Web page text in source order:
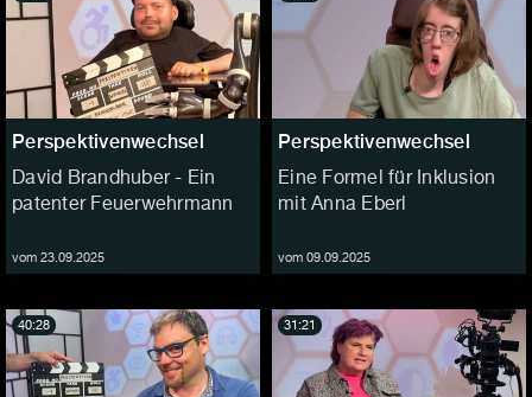
Perspektivenwechsel
David Brandhuber - Ein
patenter Feuerwehrmann
vom 23.09.2025
Perspektivenwechsel
Eine Formel für Inklusion
mit Anna Eberl
vom 09.09.2025
40:28 31:21